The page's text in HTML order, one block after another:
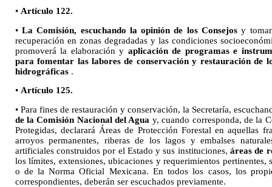
• Artículo 122.
• La Comisión, escuchando la opinión de los Consejosy
recuperación en zonas degradadas y las condiciones
promoverá la elaboración y aplicación de programas e
para fomentar las labores de conservación y restauración de
hidrográficas.
• Artículo 125.
• Para fines de restauración y conservación, la Secretaría,
de la Comisión Nacional del Agua y, cuando corresponda, de la
Protegidas, declarará Áreas de Protección Forestal en aquellas
arroyos permanentes, riberas de los lagos y embalses
artificiales construidos por el Estado y sus instituciones, áreas de
los límites, extensiones, ubicaciones y requerimientos pertinentes,
o de la Norma Oficial Mexicana. En todos los casos, los
correspondientes, deberán ser escuchados previamente.